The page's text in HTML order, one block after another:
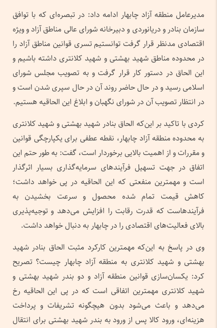
مدیرعامل منطقه آزاد چابهار ادامه داد: در تبصره‌ای که با توافق
سازمان بنادر و دریانوردی و دبیرخانه شورای عالی مناطق آزاد و ویژه
اقتصادی مدنظر قرار گرفت توانستیم تسری قوانین مناطق آزاد را
در محدوده مناطق شهید بهشتی و شهید کلانتری داشته باشیم و
این الحاق در دستور کار قرار گرفت و به تصویب مجلس شورای
اسلامی رسید و در حال حاضر روند آن در حال سپری شدن است و
در انتظار تصویب آن در شورای نگهبان و ابلاغ این الحاقیه هستیم.
کردی با تاکید بر این‌که الحاق بنادر شهید بهشتی و شهید کلانتری
به محدوده منطقه آزاد چابهار، نقطه عطفی برای یکپارچگی قوانین
و مقررات و از اهمیت بالایی برخوردار است، گفت: به طور حتم این
اتفاق در جهت تسهیل فرآیندهای سرمایه‌گذاری بسیار اثرگذار
است و مهمترین منفعتی که این الحاقیه در پی خواهد داشت؛
کاهش قیمت تمام شده محصول و سرعت بخشیدن به
فرآیندهاست که قدرت رقابت را افزایش می‌دهد و توجیه‌پذیری
بالای فعالیت‌های اقتصادی را در چابهار به دنبال خواهد داشت.
وی در پاسخ به این‌که مهمترین کارکرد مثبت الحاق بنادر شهید
بهشتی و شهید کلانتری به منطقه آزاد چابهار چیست؟ تصریح
کرد: یکسان‌سازی قوانین منطقه آزاد و دو بندر شهید بهشتی و
شهید کلانتری مهمترین اتفاقی است که در پی این الحاقیه رخ
می‌دهد و باعث می‌شود بدون هیچگونه تشریفات و پرداخت
هزینه‌ای، ورود کالا پس از ورود به بندر شهید بهشتی برای انتقال